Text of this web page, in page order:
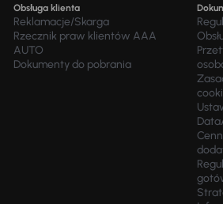
Obsługa klienta
Reklamacje/Skarga
Rzecznik praw klientów AAA
AUTO
Dokumenty do pobrania